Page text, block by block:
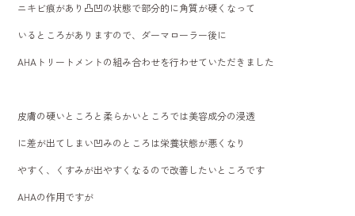
ニキビ痕があり凸凹の状態で部分的に角質が硬くなって
いるところがありますので、ダーマローラー後に
AHAトリートメントの組み合わせを行わせていただきました
皮膚の硬いところと柔らかいところでは美容成分の浸透
に差が出てしまい凹みのところは栄養状態が悪くなり
やすく、くすみが出やすくなるので改善したいところです
AHAの作用ですが